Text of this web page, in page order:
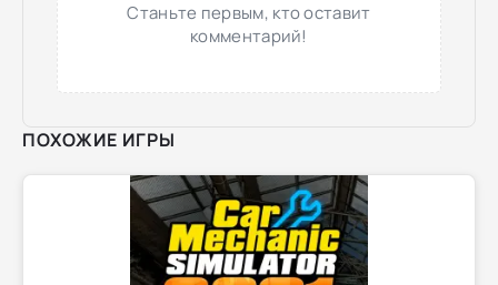
Станьте первым, кто оставит
комментарий!
ПОХОЖИЕ ИГРЫ